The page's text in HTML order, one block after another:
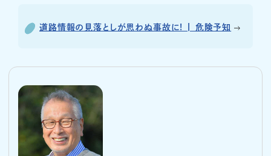
道路情報の見落としが思わぬ事故に! | 危険予知